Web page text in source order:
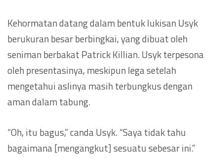
Kehormatan datang dalam bentuk lukisan Usyk
berukuran besar berbingkai, yang dibuat oleh
seniman berbakat Patrick Killian. Usyk terpesona
oleh presentasinya, meskipun lega setelah
mengetahui aslinya masih terbungkus dengan
aman dalam tabung.
“Oh, itu bagus,” canda Usyk. “Saya tidak tahu
bagaimana [mengangkut] sesuatu sebesar ini.”